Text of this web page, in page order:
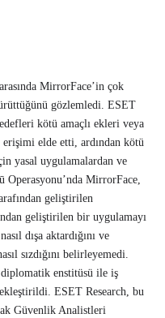
MirrorFace’in çok
gözlemledi. ESET
kötü amaçlı ekleri veya
erişimi elde etti, ardından kötü
yasal uygulamalardan ve
Operasyonu’nda MirrorFace,
geliştirilen
geliştirilen bir uygulamayı
dışa aktardığını ve
sızdığını belirleyemedi.
enstitüsü ile iş
ESET Research, bu
Güvenlik Analistleri